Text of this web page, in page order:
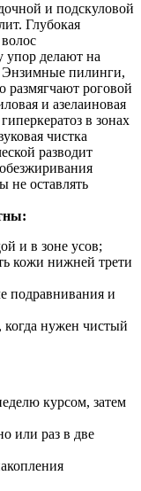
и подскуловой
Глубокая
упор делают на
Энзимные пилинги,
размягчают роговой
и азелаиновая
в зонах
чистка
разводит
не оставлять
и в зоне усов;
кожи нижней трети
подравнивания и
когда нужен чистый
курсом, затем
или раз в две